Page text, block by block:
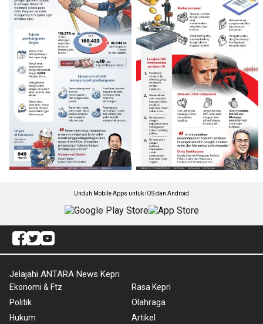
Unduh Mobile Apps untuk iOS dan Android
Jelajahi ANTARA News Kepri
Ekonomi & Ftz
Politik
Hukum
Rasa Kepri
Olahraga
Artikel